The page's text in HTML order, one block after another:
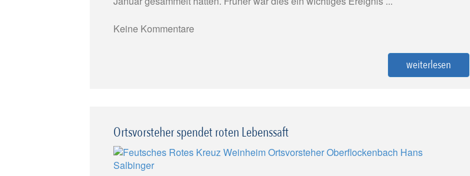
Keine Kommentare
weiterlesen
Ortsvorsteher spendet roten Lebenssaft